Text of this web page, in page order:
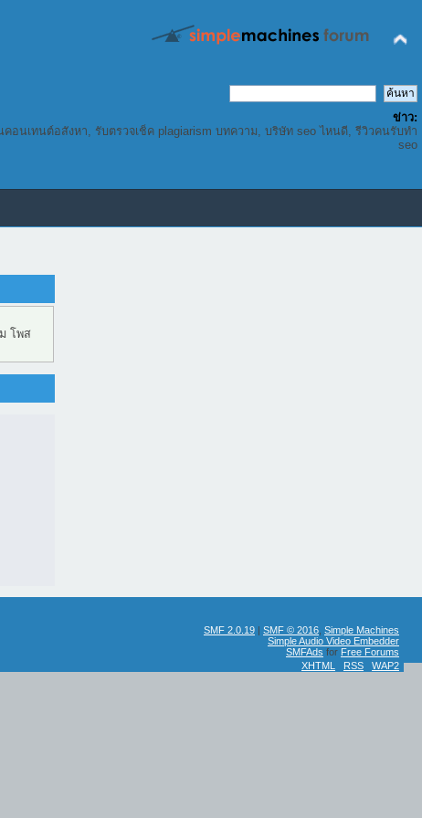
ข่าว:
คอนเทนต์อสังหา, รับตรวจเช็ค plagiarism บทความ, บริษัท seo ไหนดี, รีวิวคนรับทำ
seo
โพส
SMF 2.0.19 | SMF © 2016 Simple Machines
Simple Audio Video Embedder
SMFAds for Free Forums
XHTML
RSS WAP2